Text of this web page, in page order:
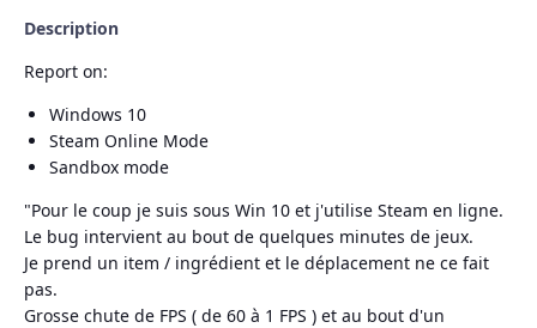
Description
Report on:
Windows 10
Steam Online Mode
Sandbox mode
"Pour le coup je suis sous Win 10 et j'utilise Steam en ligne.
Le bug intervient au bout de quelques minutes de jeux.
Je prend un item / ingrédient et le déplacement ne ce fait
pas.
Grosse chute de FPS ( de 60 à 1 FPS ) et au bout d'un